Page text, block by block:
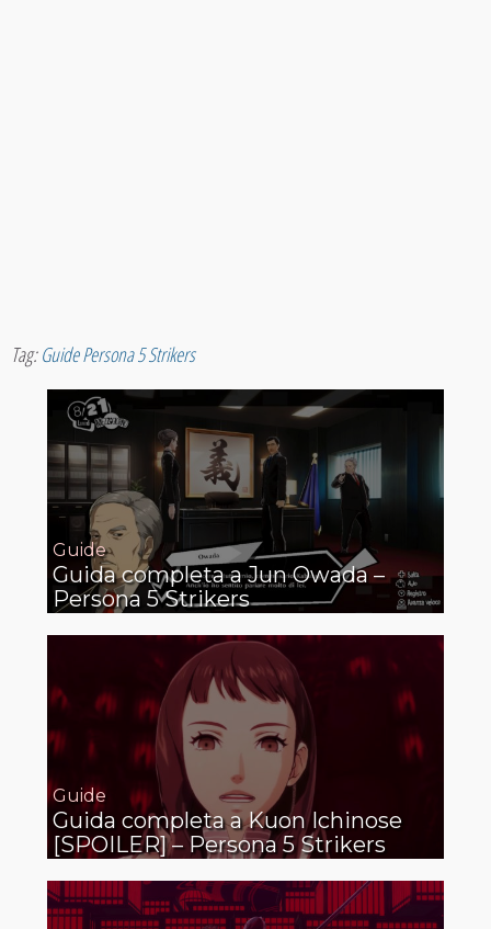
Tag:Guide Persona 5 Strikers
Guide
Guida completa a Jun Owada –
Persona 5 Strikers
Guide
Guida completa a Kuon Ichinose
[SPOILER] – Persona 5 Strikers